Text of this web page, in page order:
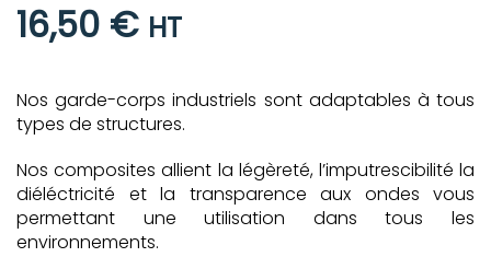
16,50 € HT
Nos garde-corps industriels sont adaptables à tous
types de structures.
Nos composites allient la légèreté, l’imputrescibilité la
diéléctricité et la transparence aux ondes vous
permettant une utilisation dans tous les
environnements.